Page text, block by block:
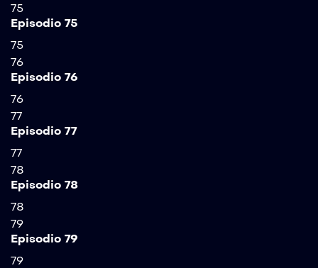
75
Episodio 75
75
76
Episodio 76
76
77
Episodio 77
77
78
Episodio 78
78
79
Episodio 79
79